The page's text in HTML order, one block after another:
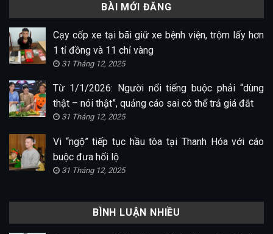
BÀI MỚI ĐĂNG
Cạy cốp xe tại bãi giữ xe bệnh viện, trộm lấy hơn
1 tỉ đồng và 11 chỉ vàng
31 Tháng 12, 2025
Từ 1/1/2026: Người nổi tiếng buộc phải “dùng
thật – nói thật”, quảng cáo sai có thể trả giá đắt
31 Tháng 12, 2025
Vi “ngộ” tiếp tục hầu tòa tại Thanh Hóa với cáo
buộc đưa hối lộ
31 Tháng 12, 2025
BÌNH LUẬN NHIỀU